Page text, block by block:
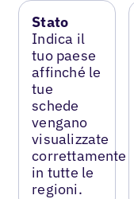
Stato
Indica il
tuo paese
affinché le
tue
schede
vengano
visualizzate
correttamente
in tutte le
regioni.